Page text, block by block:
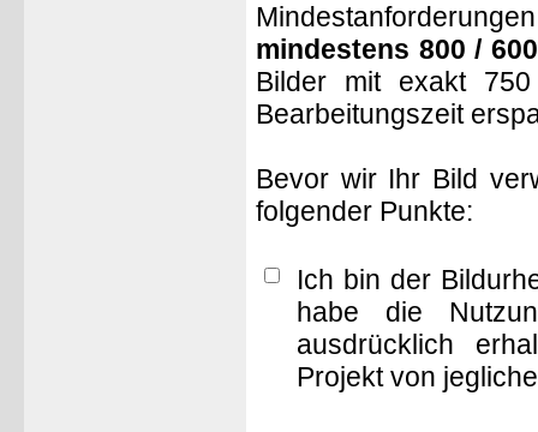
mindestens 800 /
Bilder mit exakt
Bearbeitungszeit
Bevor wir Ihr Bild
folgender Punkte:
Ich bin der
habe die
ausdrücklich
Projekt von